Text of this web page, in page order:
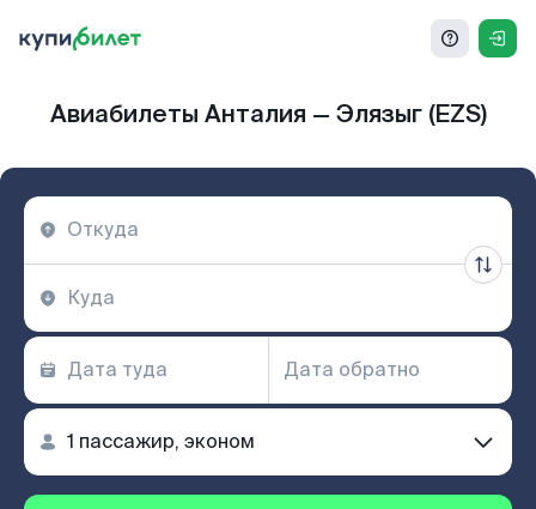
Авиабилеты Анталия — Элязыг (EZS)